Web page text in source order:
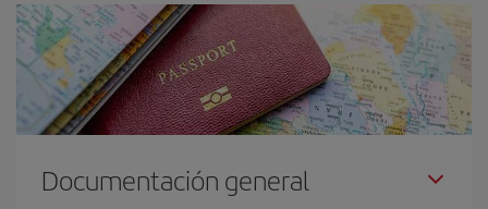
Documentación general